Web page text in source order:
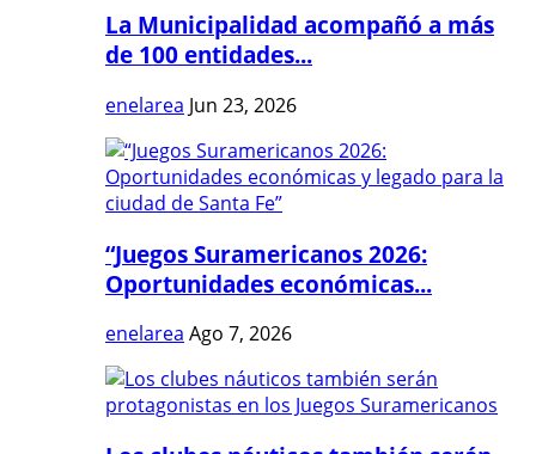
La Municipalidad acompañó a más
de 100 entidades...
enelarea Jun 23, 2026
“Juegos Suramericanos 2026:
Oportunidades económicas...
enelarea Ago 7, 2026